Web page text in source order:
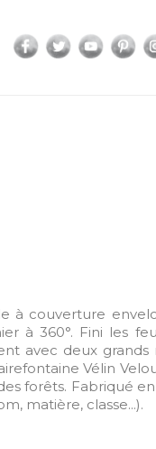
Facebook
Twitter
à couverture
à 360°. Fini les
avec deux grands
Vélin
forêts. Fabriqué
matière, classe...).